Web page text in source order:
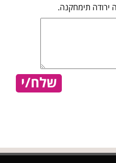
ירודה תימחקנה.
שלח/י